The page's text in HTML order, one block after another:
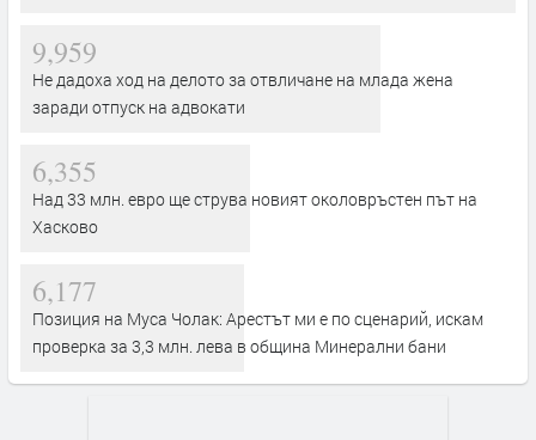
9,959
Не дадоха ход на делото за отвличане на млада жена
заради отпуск на адвокати
6,355
Над 33 млн. евро ще струва новият околовръстен път на
Хасково
6,177
Позиция на Муса Чолак: Арестът ми е по сценарий, искам
проверка за 3,3 млн. лева в община Минерални бани